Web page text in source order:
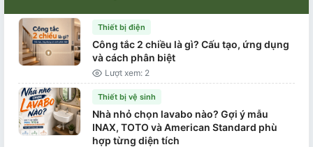
Thiết bị điện
Công tắc 2 chiều là gì? Cấu tạo, ứng dụng
và cách phân biệt
Lượt xem: 2
Thiết bị vệ sinh
Nhà nhỏ chọn lavabo nào? Gợi ý mẫu
INAX, TOTO và American Standard phù
hợp từng diện tích